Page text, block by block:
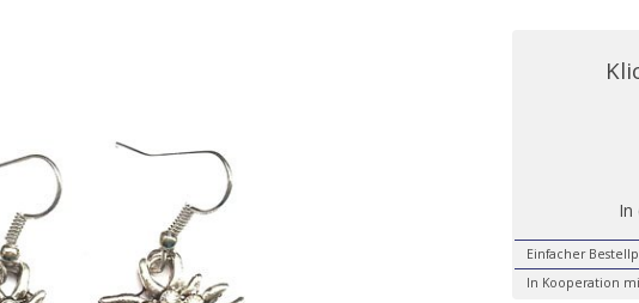
In
Einfacher
In Kooperation